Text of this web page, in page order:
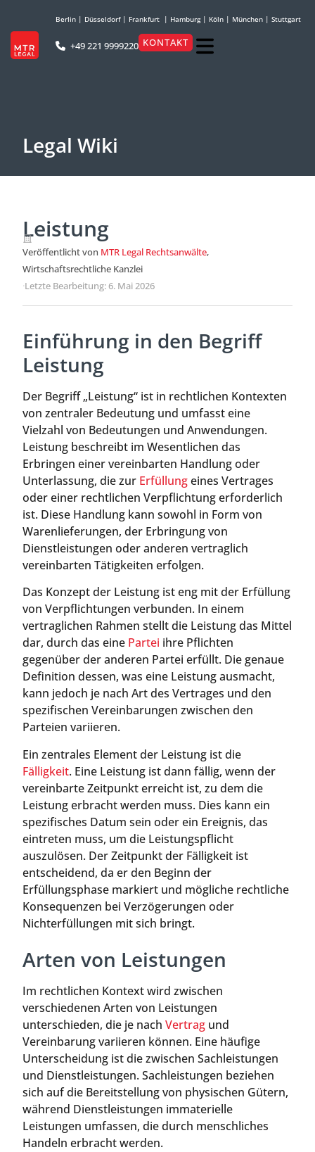
Berlin | Düsseldorf| Frankfurt | Hamburg| Köln | München | Stuttgart
+49 221 9999220 KONTAKT
Legal Wiki
Leistung
Veröffentlicht von MTR Legal Rechtsanwälte,
Wirtschaftsrechtliche Kanzlei
·Letzte Bearbeitung: 6. Mai 2026
Einführung in den Begriff
Leistung
Der Begriff „Leistung“ ist in rechtlichen Kontexten
von zentraler Bedeutung und umfasst eine
Vielzahl von Bedeutungen und Anwendungen.
Leistung beschreibt im Wesentlichen das
Erbringen einer vereinbarten Handlung oder
Unterlassung, die zur Erfüllungeines Vertrages
oder einer rechtlichen Verpflichtung erforderlich
ist. Diese Handlung kann sowohl in Form von
Warenlieferungen, der Erbringung von
Dienstleistungen oder anderen vertraglich
vereinbarten Tätigkeiten erfolgen.
Das Konzept der Leistung ist eng mit der Erfüllung
von Verpflichtungen verbunden. In einem
vertraglichen Rahmen stellt die Leistung das Mittel
dar, durch das eine Partei ihre Pflichten
gegenüber der anderen Partei erfüllt. Die genaue
Definition dessen, was eine Leistung ausmacht,
kann jedoch je nach Art des Vertrages und den
spezifischen Vereinbarungen zwischen den
Parteien variieren.
Ein zentrales Element der Leistung ist die
Fälligkeit. Eine Leistung ist dann fällig, wenn der
vereinbarte Zeitpunkt erreicht ist, zu dem die
Leistung erbracht werden muss. Dies kann ein
spezifisches Datum sein oder ein Ereignis, das
eintreten muss, um die Leistungspflicht
auszulösen. Der Zeitpunkt der Fälligkeit ist
entscheidend, da er den Beginn der
Erfüllungsphase markiert und mögliche rechtliche
Konsequenzen bei Verzögerungen oder
Nichterfüllungen mit sich bringt.
Arten von Leistungen
Im rechtlichen Kontext wird zwischen
verschiedenen Arten von Leistungen
unterschieden, die je nach Vertrag und
Vereinbarung variieren können. Eine häufige
Unterscheidung ist die zwischen Sachleistungen
und Dienstleistungen. Sachleistungen beziehen
sich auf die Bereitstellung von physischen Gütern,
während Dienstleistungen immaterielle
Leistungen umfassen, die durch menschliches
Handeln erbracht werden.